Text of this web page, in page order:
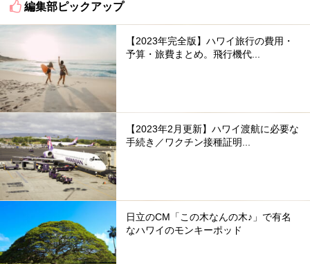
編集部ピックアップ
【2023年完全版】ハワイ旅行の費用・
予算・旅費まとめ。飛行機代...
【2023年2月更新】ハワイ渡航に必要な
手続き／ワクチン接種証明...
日立のCM「この木なんの木♪」で有名
なハワイのモンキーポッド